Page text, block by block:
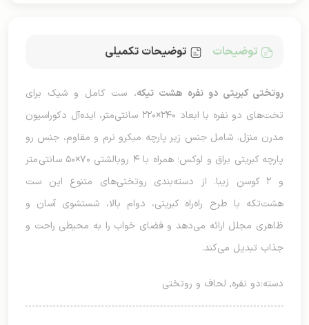
توضیحات توضیحات تکمیلی
روتختی کبریتی دو نفره هشت تیکه، ست کامل و شیک برای
تخت‌های دو نفره با ابعاد ۲۴۰×۲۲۰ سانتی‌متر، ایده‌آل دکوراسیون
مدرن منزل. شامل جنس زیر پارچه میکرو نرم و مقاوم، جنس رو
پارچه کبریتی براق و لوکس؛ همراه با ۴ روبالشتی ۷۰×۵۰ سانتی‌متر
و ۲ کوسن زیبا. از دسته‌بندی روتختی‌های متنوع این ست
هشت‌تکه با طرح راه‌راه کبریتی، دوام بالا، شستشوی آسان و
ظاهری مجلل ارائه می‌دهد و فضای خواب را به محیطی راحت و
جذاب تبدیل می‌کند.
دسته:دو نفره, لحاف و روتختی